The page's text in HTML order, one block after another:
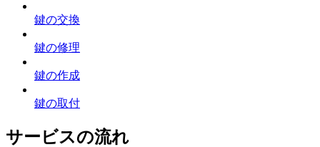
鍵の交換
鍵の修理
鍵の作成
鍵の取付
サービスの流れ